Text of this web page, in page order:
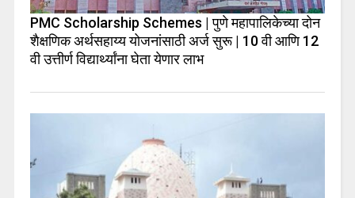
PMC Scholarship Schemes | पुणे महापालिकेच्या दोन
शैक्षणिक अर्थसहाय्य योजनांसाठी अर्ज सुरू | 10 वी आणि 12
वी उत्तीर्ण विद्यार्थ्यांना घेता येणार लाभ